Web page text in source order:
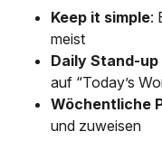
Keep it simple:
meist
Daily Stand-up
auf “Today’s
Wöchentliche
und zuweisen